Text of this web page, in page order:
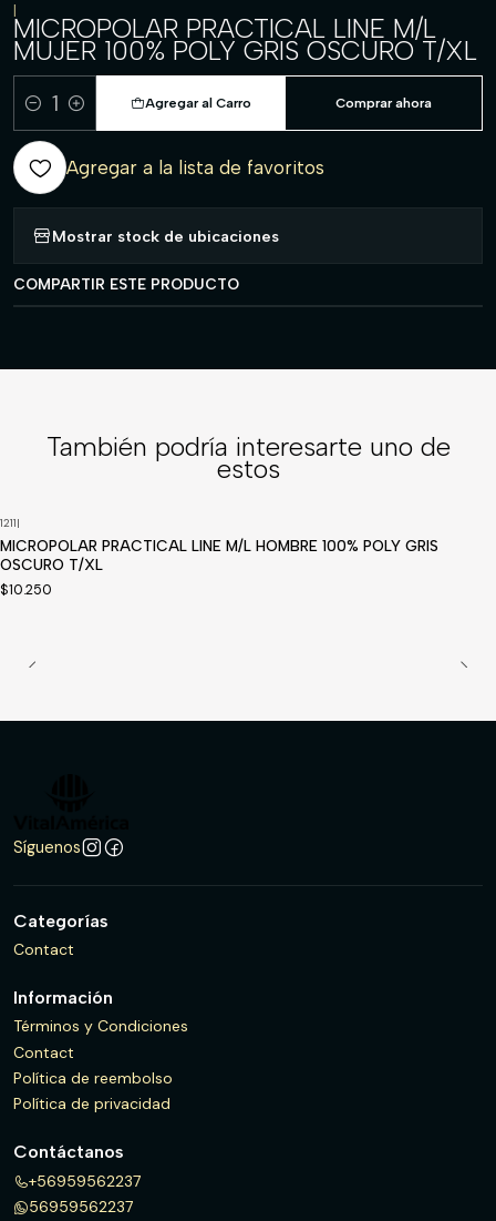
|
MICROPOLAR PRACTICAL LINE M/L
MUJER 100% POLY GRIS OSCURO T/XL
Cantidad
Agregar al Carro Comprar ahora
Agregar a la lista de favoritos
Mostrar stock de ubicaciones
COMPARTIR ESTE PRODUCTO
También podría interesarte uno de
estos
1211|
MICROPOLAR PRACTICAL LINE M/L HOMBRE 100% POLY GRIS
OSCURO T/XL
$10.250
Síguenos
Categorías
Contact
Información
Términos y Condiciones
Contact
Política de reembolso
Política de privacidad
Contáctanos
+56959562237
56959562237